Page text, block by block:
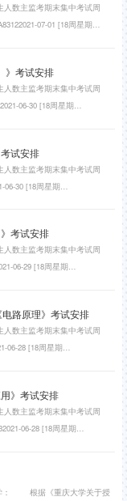
数主监考期末集中考试周
07-01 [18周星期
》考试安排
数主监考期末集中考试周
06-30 [18周星期
06-30 [18周星期
[EE21110]数字...
试安排
数主监考期末集中考试周
06-30 [18周星期
周星期
考试安排
数主监考期末集中考试周
06-29 [18周星期
周星期二]09:00~11:0000222
路原理》考试安排
数主监考期末集中考试周
06-28 [18周星期
星期一]19:00~21:0000355李
1）D区...
》考试安排
数主监考期末集中考试周
06-28 [18周星期
学： 根据《重庆大学关于授